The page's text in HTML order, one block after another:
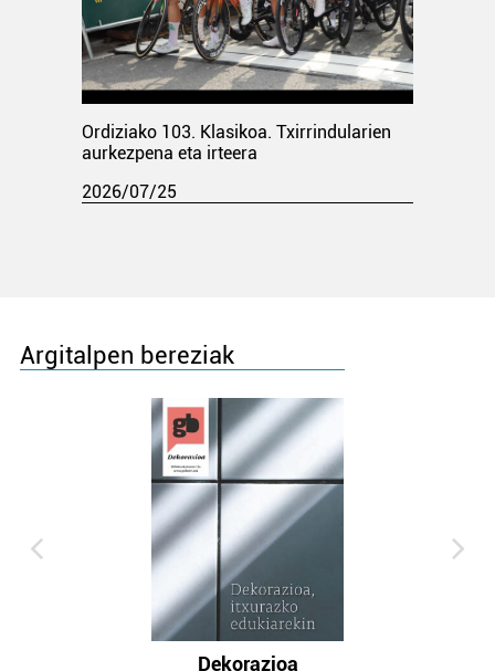
Ordiziako 103. Klasikoa. Txirrindularien
aurkezpena eta irteera
2026/07/25
Argitalpen bereziak
Dekorazioa